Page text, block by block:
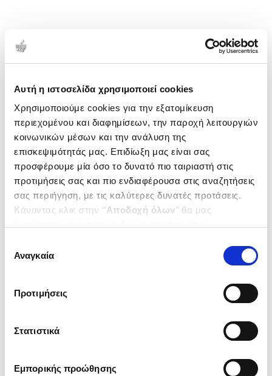
Αυτή η ιστοσελίδα χρησιμοποιεί cookies
Χρησιμοποιούμε cookies για την εξατομίκευση
περιεχομένου και διαφημίσεων, την παροχή λειτουργιών
κοινωνικών μέσων και την ανάλυση της
επισκεψιμότητάς μας. Επιδίωξη μας είναι σας
προσφέρουμε μία όσο το δυνατό πιο ταιριαστή στις
προτιμήσεις σας και πιο ενδιαφέρουσα στις αναζητήσεις
σας περιήγηση, με τις καλύτερες δυνατές προτάσεις.
Κάνοντας κλικ στην ‘’Αποδοχή όλων’’ θα μας
ενδιαφέρουν και να επιλέξετε από τα παρακάτω με την
΄΄και να ενημερωθείτε σχετικά με
συγκατάθεσης
Αναγκαία
Προτιμήσεις
Στατιστικά
Εμπορικής προώθησης